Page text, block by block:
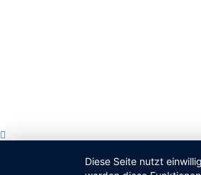
Diese Seite nutzt